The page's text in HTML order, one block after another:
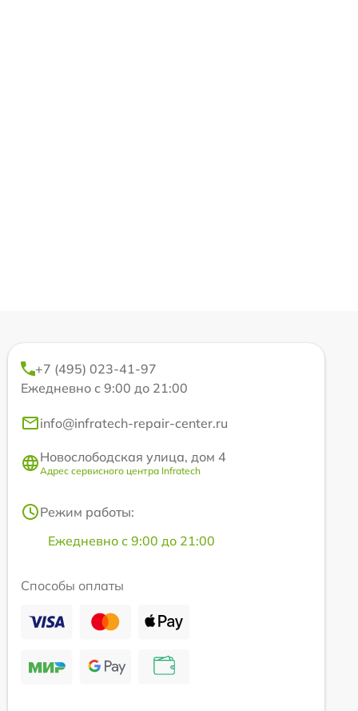
+7 (495) 023-41-97
Ежедневно с 9:00 до 21:00
info@infratech-repair-center.ru
Новослободская улица, дом 4
Адрес сервисного центра Infratech
Режим работы:
Ежедневно с 9:00 до 21:00
Способы оплаты